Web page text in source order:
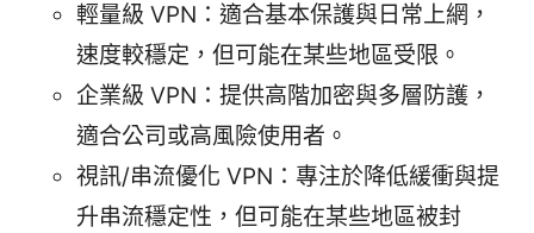
輕量級 VPN：適合基本保護與日常上網，
速度較穩定，但可能在某些地區受限。
企業級 VPN：提供高階加密與多層防護，
適合公司或高風險使用者。
視訊/串流優化 VPN：專注於降低緩衝與提
升串流穩定性，但可能在某些地區被封